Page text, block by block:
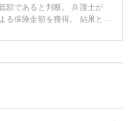
額であると判断。 弁護士が
る保険金額を獲得。 結果と